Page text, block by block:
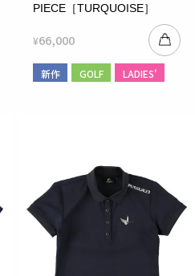
PIECE［TURQUOISE］
¥66,000
新作 GOLF LADIES'